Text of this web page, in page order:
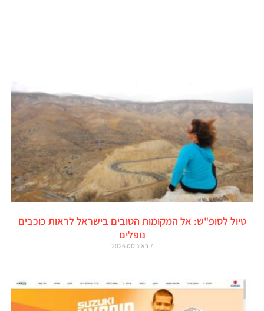
טיול לסופ"ש: אל המקומות הטובים בישראל לראות כוכבים
נופלים
7 באוגוסט 2026